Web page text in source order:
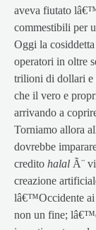
aveva fiutato
commestibili per
Oggi la
operatori in oltre
trilioni di dollari e
che il vero e
arrivando a
Torniamo allora
dovrebbe
credito halal Ã¨
creazione
lâ€™Occidente ai
non un fine;